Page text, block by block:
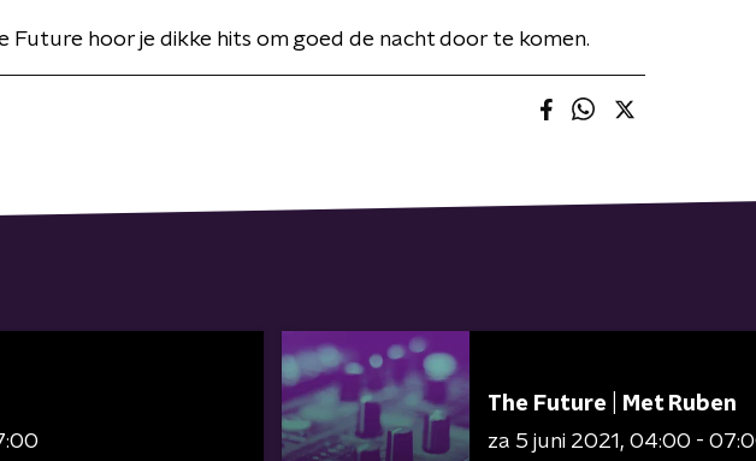
Future hoor je dikke hits om goed de nacht door te komen.
The Future | Met Ruben
za 5 juni 2021
04:00 -